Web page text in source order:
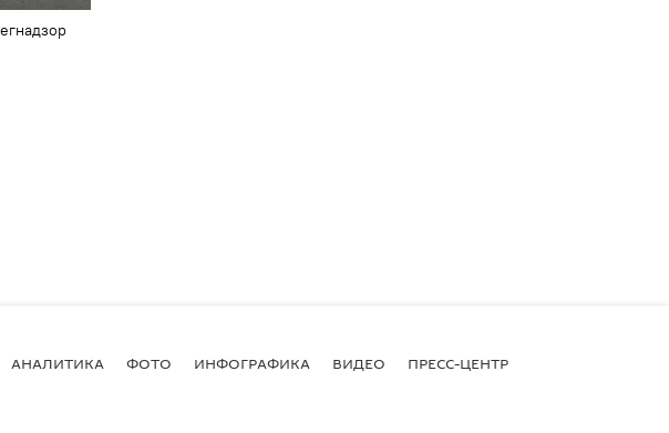
АНАЛИТИКА ФОТО ИНФОГРАФИКА ВИДЕО ПРЕСС-ЦЕНТР